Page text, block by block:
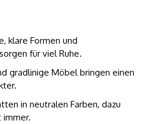
klare Formen und
für viel Ruhe.
gradlinige Möbel bringen einen
in neutralen Farben, dazu
immer.